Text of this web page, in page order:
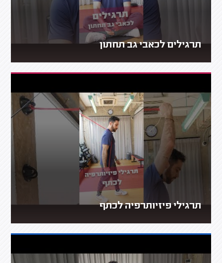
תרגילים לכאבי גב תחתון
תרגילי פיזיותרפיה לכתף